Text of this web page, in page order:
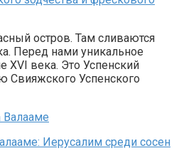
остров. Там сливаются
Перед нами уникальное
XVI века. Это Успенский
Свияжского Успенского
Иерусалим среди сосен